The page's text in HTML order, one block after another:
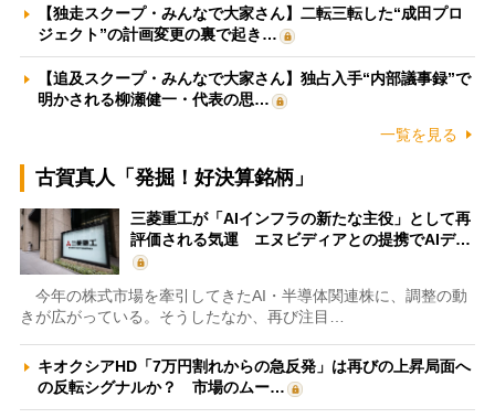
【独走スクープ・みんなで大家さん】二転三転した“成田プロ
ジェクト”の計画変更の裏で起き…
【追及スクープ・みんなで大家さん】独占入手“内部議事録”で
明かされる柳瀬健一・代表の思…
一覧を見る
古賀真人「発掘！好決算銘柄」
三菱重工が「AIインフラの新たな主役」として再
評価される気運 エヌビディアとの提携でAIデ…
今年の株式市場を牽引してきたAI・半導体関連株に、調整の動
きが広がっている。そうしたなか、再び注目…
キオクシアHD「7万円割れからの急反発」は再びの上昇局面へ
の反転シグナルか？ 市場のムー…